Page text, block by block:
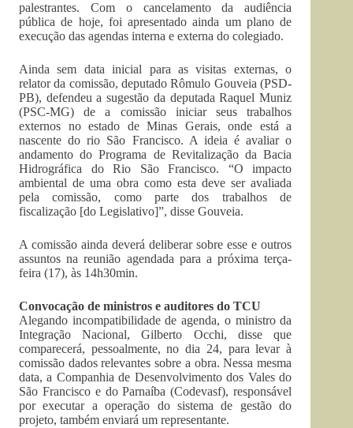
palestrantes. Com o cancelamento da audiência
pública de hoje, foi apresentado ainda um plano de
execução das agendas interna e externa do colegiado.
Ainda sem data inicial para as visitas externas, o
relator da comissão, deputado Rômulo Gouveia (PSD-
PB), defendeu a sugestão da deputada Raquel Muniz
(PSC-MG) de a comissão iniciar seus trabalhos
externos no estado de Minas Gerais, onde está a
nascente do rio São Francisco. A ideia é avaliar o
andamento do Programa de Revitalização da Bacia
Hidrográfica do Rio São Francisco. “O impacto
ambiental de uma obra como esta deve ser avaliada
pela comissão, como parte dos trabalhos de
fiscalização [do Legislativo]”, disse Gouveia.
A comissão ainda deverá deliberar sobre esse e outros
assuntos na reunião agendada para a próxima terça-
feira (17), às 14h30min.
Convocação de ministros e auditores do TCU
Alegando incompatibilidade de agenda, o ministro da
Integração Nacional, Gilberto Occhi, disse que
comparecerá, pessoalmente, no dia 24, para levar à
comissão dados relevantes sobre a obra. Nessa mesma
data, a Companhia de Desenvolvimento dos Vales do
São Francisco e do Parnaíba (Codevasf), responsável
por executar a operação do sistema de gestão do
projeto, também enviará um representante.